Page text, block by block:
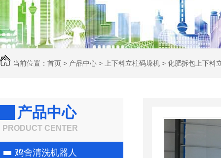
当前位置： 首页 > 产品中心 > 上下料立柱码垛机 > 化肥拆包上下料
产品中心
PRODUCT CENTER
鸡舍清洗机器人